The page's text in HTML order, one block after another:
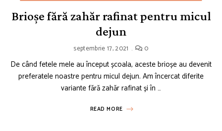
Brioșe fără zahăr rafinat pentru micul
dejun
septembrie 17, 2021 0
De când fetele mele au început școala, aceste brioșe au devenit
preferatele noastre pentru micul dejun. Am încercat diferite
variante fără zahăr rafinat și în …
READ MORE